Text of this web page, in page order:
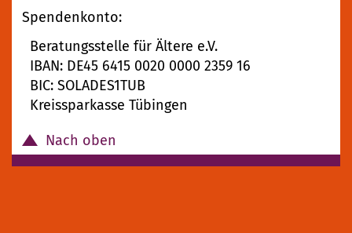
Spendenkonto:
Beratungsstelle für Ältere e.V.
IBAN: DE45 6415 0020 0000 2359 16
BIC: SOLADES1TUB
Kreissparkasse Tübingen
Nach oben